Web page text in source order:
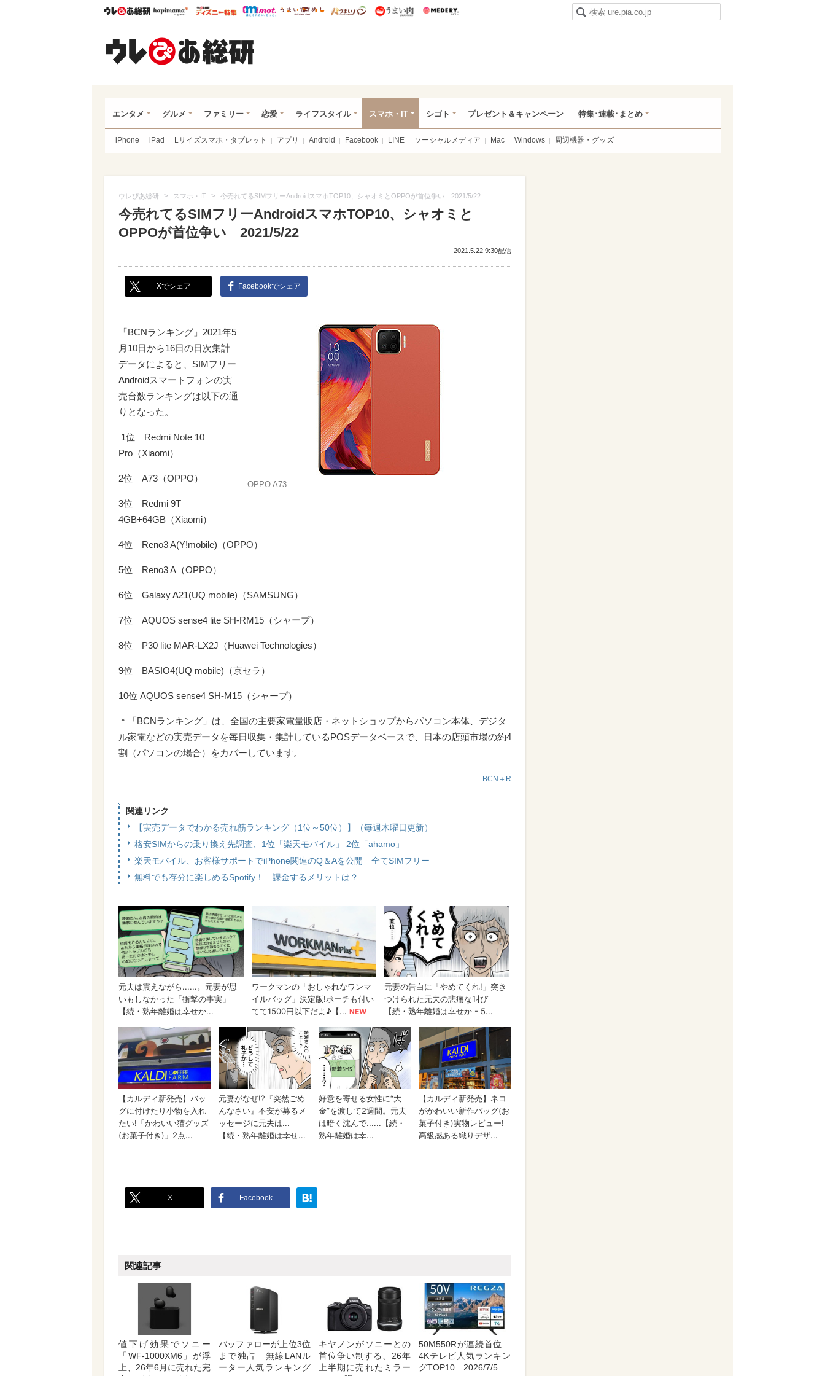
ウレぴあ総研ハピママ* ウレぴあ総研 ディズニー特集
mimot. うまいめし うまいパン うまい肉
エンタメ グルメ ファミリー 恋愛 ライフスタイル スマホ・IT シゴト プレゼント＆キャンペーン 特集･連載･まとめ
iPhone iPad Lサイズスマホ・タブレット アプリ Android Facebook LINE ソーシャルメディア Mac Windows 周辺機器・グッズ
ウレぴあ総研 > スマホ・IT > 今売れてるSIMフリーAndroidスマホTOP10、シャオミとOPPOが首位争い 2021/5/22
今売れてるSIMフリーAndroidスマホTOP10、シャオミと
OPPOが首位争い 2021/5/22
2021.5.22 9:30配信
Xでシェア Facebookでシェア
OPPO A73
「BCNランキング」2021年5
月10日から16日の日次集計
データによると、SIMフリー
Androidスマートフォンの実
売台数ランキングは以下の通
りとなった。
1位 Redmi Note 10
Pro（Xiaomi）
2位 A73（OPPO）
3位 Redmi 9T
4GB+64GB（Xiaomi）
4位 Reno3 A(Y!mobile)（OPPO）
5位 Reno3 A（OPPO）
6位 Galaxy A21(UQ mobile)（SAMSUNG）
7位 AQUOS sense4 lite SH-RM15（シャープ）
8位 P30 lite MAR-LX2J（Huawei Technologies）
9位 BASIO4(UQ mobile)（京セラ）
10位 AQUOS sense4 SH-M15（シャープ）
＊「BCNランキング」は、全国の主要家電量販店・ネットショップからパソコン本体、デジタ
ル家電などの実売データを毎日収集・集計しているPOSデータベースで、日本の店頭市場の約4
割（パソコンの場合）をカバーしています。
BCN＋R
関連リンク
【実売データでわかる売れ筋ランキング（1位～50位）】（毎週木曜日更新）
格安SIMからの乗り換え先調査、1位「楽天モバイル」 2位「ahamo」
楽天モバイル、お客様サポートでiPhone関連のQ＆Aを公開 全てSIMフリー
無料でも存分に楽しめるSpotify！ 課金するメリットは？
X Facebook
関連記事
値下げ効果でソニー
「WF-1000XM6」が浮
上、26年6月に売れた完
バッファローが上位3位
まで独占 無線LANル
ーター人気ランキング
キヤノンがソニーとの
首位争い制する、26年
上半期に売れたミラー
50M550Rが連続首位
4Kテレビ人気ランキン
グTOP10 2026/7/5